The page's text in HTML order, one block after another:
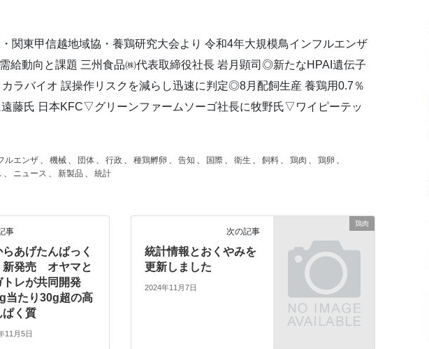
関東甲信越地域協・養鶏研究大会より 令和4年大規模鳥インフルエンザ
給動向と課題 三州食品㈱代表取締役社長 岩月顕司◎新たなHPAI遺伝子
ラバイオ 誤操作リスクを減らし迅速に判定◎8月配飼生産 養鶏用0.7％
藤氏 日本KFC▽グリーンファームソーゴ社長に牧野氏▽ワイピーテッ
ルエンザ 、 機械 、 団体 、 行政 、 種鶏孵卵 、 告知 、 国際 、 衛生 、 飼料 、 鶏肉 、 鶏卵 、
、 ニュース 、 新製品 、 統計
事
らあげたんぱっく
新発売 オヤマと
トレが共同開発
当たり30g超の高
ぱく質
11月5日
鶏肉
次の記事
統計情報とおくやみを
更新しました
2024年11月7日